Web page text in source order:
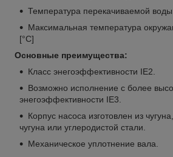
Температура перекачиваемой
Максимальная температура
[°С]
Основные преимущества:
Класс энегоэффективности IE2.
Возможно исполнение с более
энегоэффективности IE3.
Корпус насоса изготовлен из
чугуна или углеродистой стали.
Механическое уплотнение вала.